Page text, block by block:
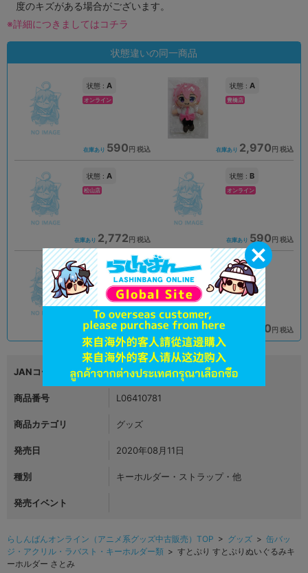
度のキズがある場合がございます。
※詳細につきましてはコチラ
状態違いの同一商品
状態 : A
オンライン
在庫あり 590円 税込
状態 : A
豊橋店
在庫あり 2,970円 税込
状態 : A
松山店
在庫あり 2,772円 税込
状態 : B
オンライン
在庫あり 590円 税込
状態 :A
イオンモール甲府昭和店
在庫あり 1,089円 税込
状態 :A
所沢店
在庫あり 1,290円 税込
JANコード 2513261001245
商品番号 L06410781
商品カテゴリ グッズ
発売日 2020年08月11日
種別 キーホルダー・ストラップ・他
発売イベント
らしんばんオンライン（アニメ系グッズ中古販売）TOP > グッズ > 缶バッ
ジ・アクリル・ラバスト・キーホルダー類 > すとぷり すとぷりぬいぐるみキ
ーホルダー さとみ